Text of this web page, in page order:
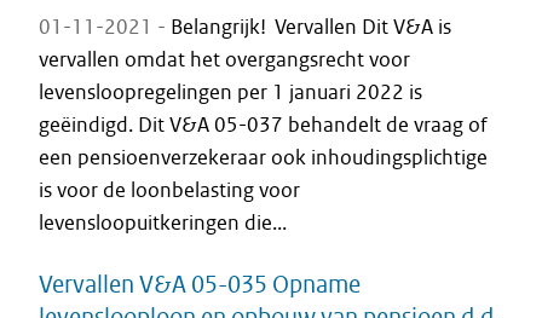
01-11-2021 - Belangrijk! Vervallen Dit V&A is
vervallen omdat het overgangsrecht voor
levensloopregelingen per 1 januari 2022 is
geëindigd. Dit V&A 05-037 behandelt de vraag of
een pensioenverzekeraar ook inhoudingsplichtige
is voor de loonbelasting voor
levensloopuitkeringen die...
Vervallen V&A 05-035 Opname